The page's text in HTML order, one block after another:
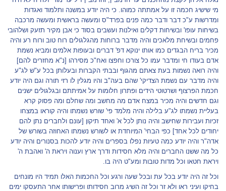
מי שישיג חכמה זו על אמתתה כמוהו. כי היה יודע במשנה ותלמוד ואגדות
ומדרשות ע"כ דבר ודבר כמה פנים בפרד"ס ומעשה בראשית ומעשה מרכבה
בשיחות עופו' ובשיחות דקלים ואילנות ועשבים בסוד כי אבן מקיר תזעק ושלהובי
פחמים ובשיחת מלאכים והיה מדבר ברוחות מהגלגולים רוח טוב ורוח רע והיה
מכיר בריח הבגדים כמו אותו ינוקא דפ' דברים ובעופות אלמים ומביא נשמת
אדם בעודו חי ומדבר עמו כל צורכו וחפצו ואח"כ מסירהו [נ"א מחזרים להם]
והיה רואה נשמות בעת צאתם מהגוף ובבתי הקברות ובעלותן בכל ע"ש לג"ע
והיה מדבר עם נשמת הצדיקי' שהם בעה"ב והיו מגלין לו רזי תורה וגם היה יודע
חכמת הפרצוף ושרטוטי הידים ופתרון חלומות על אמיתתם ובגלגולים ישנים
וגם חדשים והיה מכיר במצח אדם מה מחשב ומה שחלם ומה פסוק קרא
בעליית נשמתו לג"ע בלילה והיה מלמד פי' שורש נשמתו והיה קוראו במצחו
זכיות ועבירות שחישב והיה נותן לכל א' ואחד תיקון [עונם ולחברים נתן להם
יחודים לכל אחד] כפי הבחי' המיוחדת או לשורש נשמתו האחוזה בשורש של
אדה"ר והיה יודע כמה טעיות נפלו בספרים והיה יודע להכות בסנורים והיה יודע
כל מה ששנו החברים והיה מלא חסידות ודרך ארץ וענוה ויראת ה' ואהבת ה'
ויראת חטאו וכל מדות טובות ומע"ט היה בו.
וכל זה היה יודע בכל עת ובכל שעה ורגע וכל החכמות האלו תמיד היו מונחים
בחיקו ועיני ראו ולא זר וכל זה השיג מרוב חסידותו ופרישותו אחר התעסקו ימים